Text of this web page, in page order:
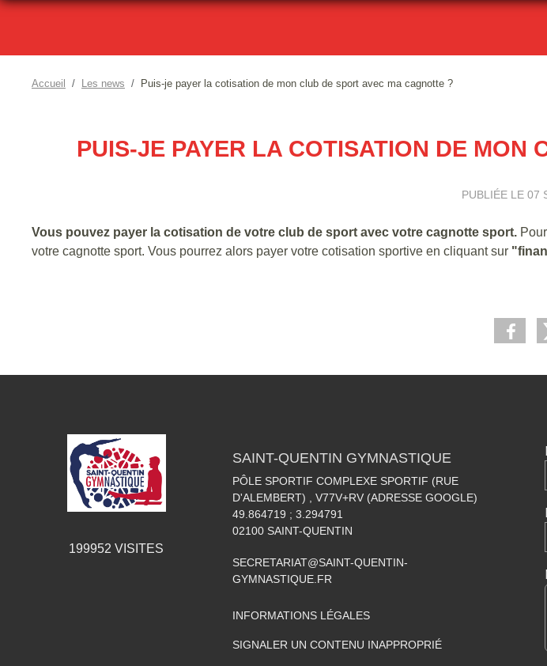
Accueil Les news Puis-je payer la cotisation de mon club de sport avec ma cagnotte ?
PUIS-JE PAYER LA COTISATION DE MON
PUBLIÉE LE 07
Vous pouvez payer la cotisation de votre club de sport avec votre cagnotte sport.
votre cagnotte sport. Vous pourrez alors payer votre cotisation sportive en cliquant sur
199952 VISITES
SAINT-QUENTIN GYMNASTIQUE
PÔLE SPORTIF COMPLEXE SPORTIF (RUE
D'ALEMBERT) , V77V+RV (ADRESSE GOOGLE)
49.864719 ; 3.294791
02100 SAINT-QUENTIN
SECRETARIAT@SAINT-QUENTIN-
GYMNASTIQUE.FR
INFORMATIONS LÉGALES
SIGNALER UN CONTENU INAPPROPRIÉ